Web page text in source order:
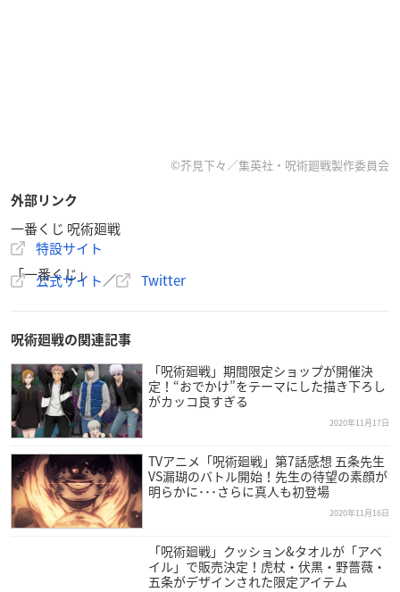
©芥見下々／集英社・呪術廻戦製作委員会
外部リンク
一番くじ 呪術廻戦
特設サイト
「一番くじ」
公式サイト／ Twitter
呪術廻戦の関連記事
「呪術廻戦」期間限定ショップが開催決
定！“おでかけ”をテーマにした描き下ろし
がカッコ良すぎる
2020年11月17日
TVアニメ「呪術廻戦」第7話感想 五条先生
VS漏瑚のバトル開始！先生の待望の素顔が
明らかに･･･さらに真人も初登場
2020年11月16日
「呪術廻戦」クッション&タオルが「アベ
イル」で販売決定！虎杖・伏黒・野薔薇・
五条がデザインされた限定アイテム